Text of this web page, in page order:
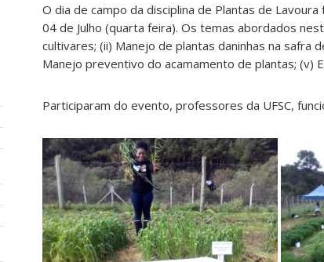
O dia de campo da disciplina de Plantas de
04 de Julho (quarta feira). Os temas abordados
cultivares; (ii) Manejo de plantas daninhas na safra
Manejo preventivo do acamamento de plantas;
Participaram do evento, professores da UFSC,